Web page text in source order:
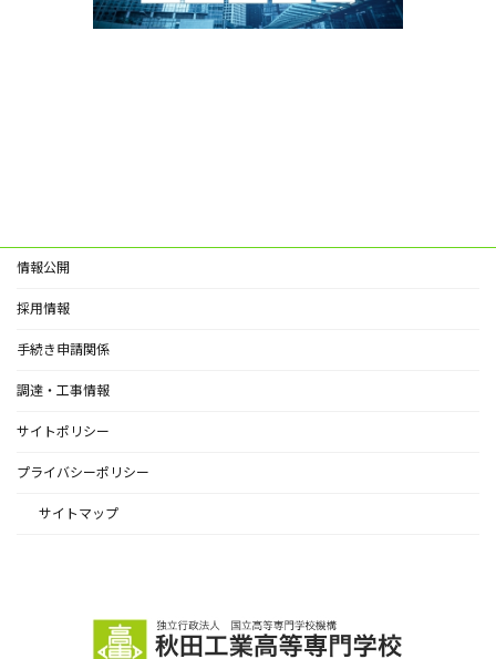
情報公開
採用情報
手続き申請関係
調達・工事情報
サイトポリシー
プライバシーポリシー
サイトマップ